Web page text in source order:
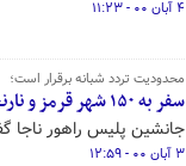
۴ آبان ۰۰ - ۱۱:۲۳
محدودیت تردد شبانه برقرار است؛
سفر به ۱۵۰ شهر قرمز و نارنجی جریمه دارد!
جانشین پلیس راهور ناجا
۳ آبان ۰۰ - ۱۲:۵۹